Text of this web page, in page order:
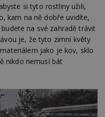
si tyto rostliny užili,
kam na ně dobře uvidíte,
na své zahradě trávit
je, že tyto zimní květy
jako je kov, sklo
nikdo nemusí bát